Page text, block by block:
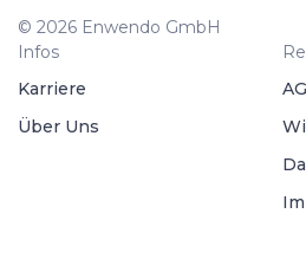
© 2026 Enwendo GmbH
Infos
Karriere
Über Uns